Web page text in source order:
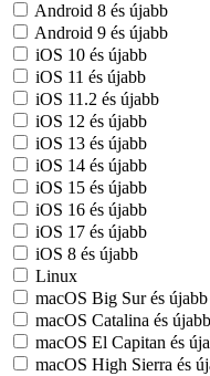
Android 8 és újabb
Android 9 és újabb
iOS 10 és újabb
iOS 11 és újabb
iOS 11.2 és újabb
iOS 12 és újabb
iOS 13 és újabb
iOS 14 és újabb
iOS 15 és újabb
iOS 16 és újabb
iOS 17 és újabb
iOS 8 és újabb
Linux
macOS Big Sur és újabb
macOS Catalina és újabb
macOS El Capitan és
macOS High Sierra és